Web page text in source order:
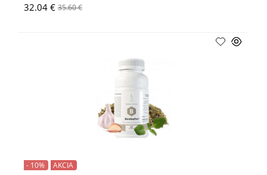
32.04 € 35.60 €
- 10% AKCIA